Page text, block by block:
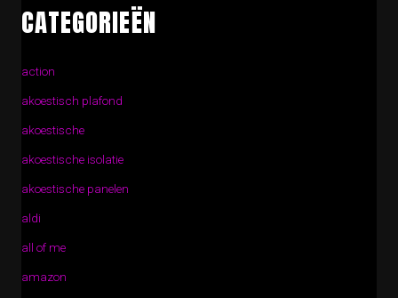
CATEGORIEËN
action
akoestisch plafond
akoestische
akoestische isolatie
akoestische panelen
aldi
all of me
amazon